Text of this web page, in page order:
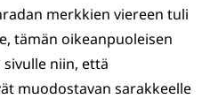
merkkien viereen tuli
tämän oikeanpuoleisen
niin, että
muodostavan sarakkeelle